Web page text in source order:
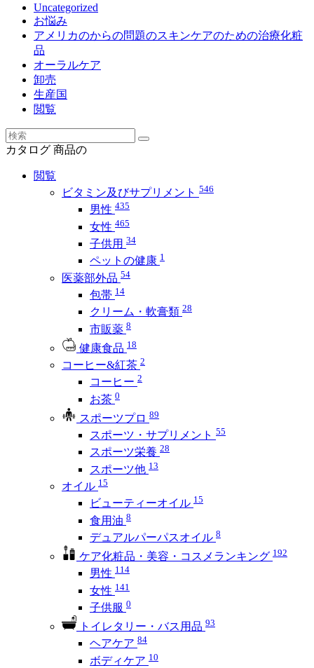
Uncategorized
お悩み
アメリカのからの問題のスキンケアのための治療化粧
品
オーラルケア
卸売
生産国
閲覧
カタログ 商品の
閲覧
ビタミン及びサプリメント 546
男性 435
女性 465
子供用 34
ペットの健康 1
医薬部外品 54
包帯 14
クリーム・軟膏類 28
市販薬 8
健康食品 18
コーヒー&紅茶 2
コーヒー 2
お茶 0
スポーツプロ 89
スポーツ・サプリメント 55
スポーツ栄養 28
スポーツ他 13
オイル 15
ビューティーオイル 15
食用油 8
デュアルパーパスオイル 8
ケア化粧品・美容・コスメランキング 192
男性 114
女性 141
子供服 0
トイレタリー・バス用品 93
ヘアケア 84
ボディケア 10